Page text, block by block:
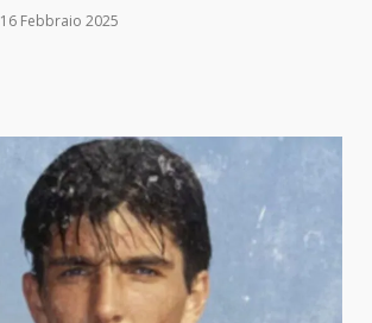
16 Febbraio 2025